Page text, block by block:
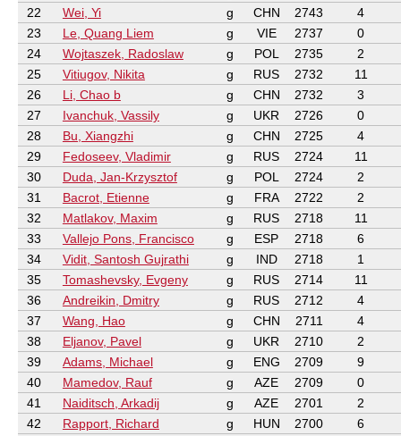
22
Wei, Yi g CHN 2743 4
23
Le, Quang Liem g VIE 2737 0
24
Wojtaszek, Radoslaw g POL 2735 2
25
Vitiugov, Nikita g RUS 2732 11
26
Li, Chao b g CHN 2732 3
27
Ivanchuk, Vassily g UKR 2726 0
28
Bu, Xiangzhi g CHN 2725 4
29
Fedoseev, Vladimir g RUS 2724 11
30
Duda, Jan-Krzysztof g POL 2724 2
31
Bacrot, Etienne g FRA 2722 2
32
Matlakov, Maxim g RUS 2718 11
33
Vallejo Pons, Francisco g ESP 2718 6
34
Vidit, Santosh Gujrathi g IND 2718 1
35
Tomashevsky, Evgeny g RUS 2714 11
36
Andreikin, Dmitry g RUS 2712 4
37
Wang, Hao g CHN 2711 4
38
Eljanov, Pavel g UKR 2710 2
39
Adams, Michael g ENG 2709 9
40
Mamedov, Rauf g AZE 2709 0
41
Naiditsch, Arkadij g AZE 2701 2
42
Rapport, Richard g HUN 2700 6